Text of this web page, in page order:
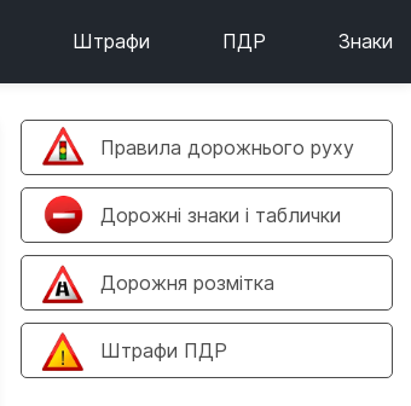
Штрафи ПДР Знаки
Правила дорожнього руху
Дорожні знаки і таблички
Дорожня розмітка
Штрафи ПДР